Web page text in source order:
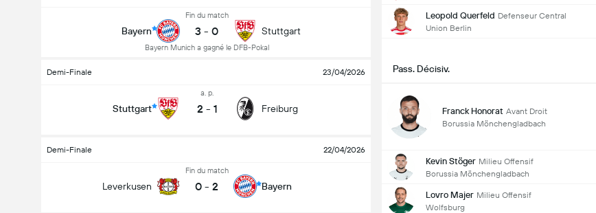
Bayern
Fin du match
3 - 0
Bayern Munich a gagné le DFB-Pokal
Stuttgart
Demi-Finale 23/04/2026
Stuttgart
a. p.
2 - 1 Freiburg
Demi-Finale 22/04/2026
Leverkusen
Fin du match
0 - 2 Bayern
Leopold Querfeld Defenseur Central
Union Berlin
Pass. Décisiv.
Franck Honorat Avant Droit
Borussia Mönchengladbach
Kevin Stöger Milieu Offensif
Borussia Mönchengladbach
Lovro Majer Milieu Offensif
Wolfsburg